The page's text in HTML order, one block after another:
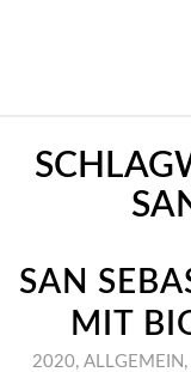
SAN
MIT
2020, ALLGEMEIN ,